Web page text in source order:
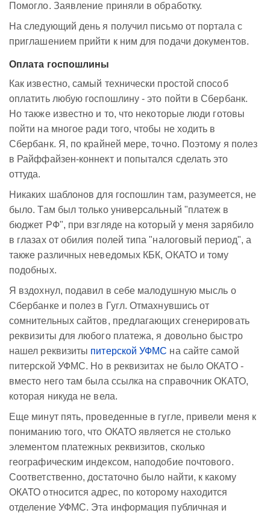
Помогло. Заявление приняли в обработку.
На следующий день я получил письмо от портала с
приглашением прийти к ним для подачи документов.
Оплата госпошлины
Как известно, самый технически простой способ
оплатить любую госпошлину - это пойти в Сбербанк.
Но также известно и то, что некоторые люди готовы
пойти на многое ради того, чтобы не ходить в
Сбербанк. Я, по крайней мере, точно. Поэтому я полез
в Райффайзен-коннект и попытался сделать это
оттуда.
Никаких шаблонов для госпошлин там, разумеется, не
было. Там был только универсальный "платеж в
бюджет РФ", при взгляде на который у меня зарябило
в глазах от обилия полей типа "налоговый период", а
также различных неведомых КБК, ОКАТО и тому
подобных.
Я вздохнул, подавил в себе малодушную мысль о
Сбербанке и полез в Гугл. Отмахнувшись от
сомнительных сайтов, предлагающих сгенерировать
реквизиты для любого платежа, я довольно быстро
нашел реквизиты питерской УФМС на сайте самой
питерской УФМС. Но в реквизитах не было ОКАТО -
вместо него там была ссылка на справочник ОКАТО,
которая никуда не вела.
Еще минут пять, проведенные в гугле, привели меня к
пониманию того, что ОКАТО является не столько
элементом платежных реквизитов, сколько
географическим индексом, наподобие почтового.
Соответственно, достаточно было найти, к какому
ОКАТО относится адрес, по которому находится
отделение УФМС. Эта информация публичная и